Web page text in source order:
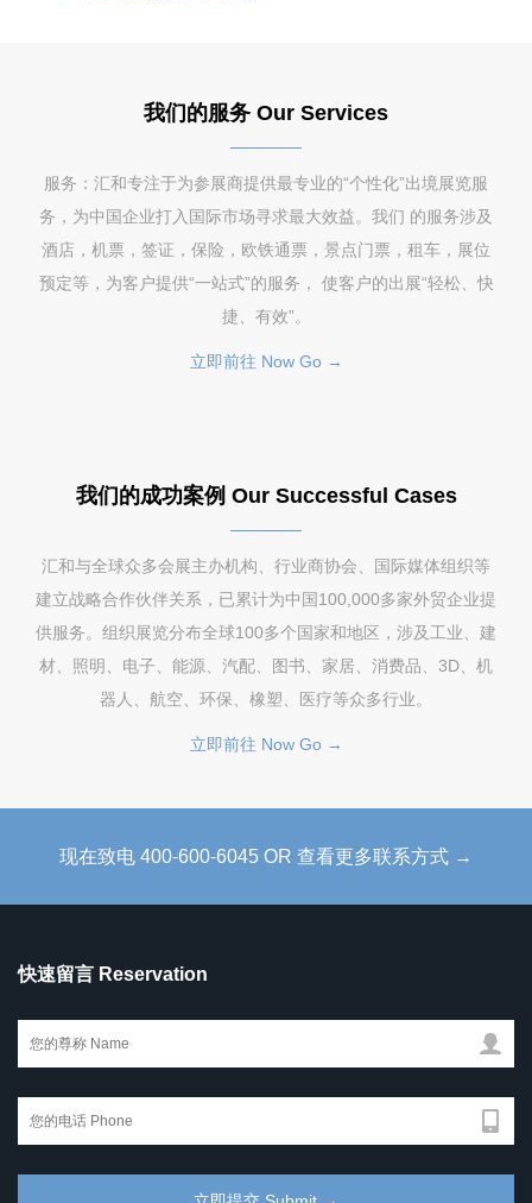
我们的服务 Our Services
服务：汇和专注于为参展商提供最专业的“个性化”出境展览服
务，为中国企业打入国际市场寻求最大效益。我们 的服务涉及
酒店，机票，签证，保险，欧铁通票，景点门票，租车，展位
预定等，为客户提供“一站式”的服务， 使客户的出展“轻松、快
捷、有效”。
立即前往 Now Go →
我们的成功案例 Our Successful Cases
汇和与全球众多会展主办机构、行业商协会、国际媒体组织等
建立战略合作伙伴关系，已累计为中国100,000多家外贸企业提
供服务。组织展览分布全球100多个国家和地区，涉及工业、建
材、照明、电子、能源、汽配、图书、家居、消费品、3D、机
器人、航空、环保、橡塑、医疗等众多行业。
立即前往 Now Go →
现在致电 400-600-6045 OR 查看更多联系方式 →
快速留言 Reservation